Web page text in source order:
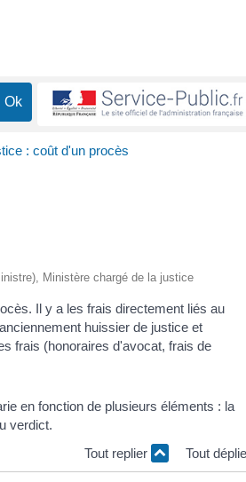
: coût d'un procès
Ministère chargé de la justice
Il y a les frais directement liés au
huissier de justice et
frais (honoraires d'avocat, frais de
en fonction de plusieurs éléments : la
verdict.
Tout replier
Tout